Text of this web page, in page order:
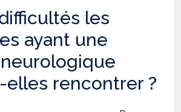
les
ayant une
elles rencontrer ?